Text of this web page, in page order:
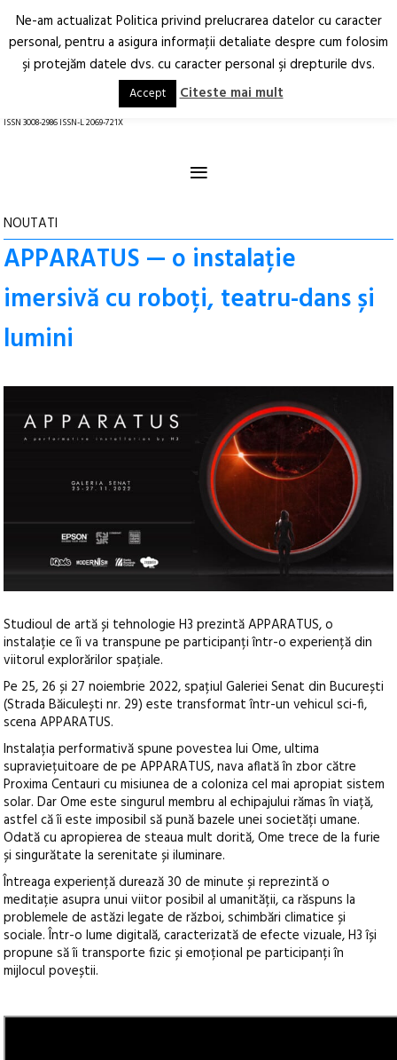
Arhitectură.
Oraș.
RO EN
ISSN 3008-2986 ISSN-L 2069-721X
≡
NOUTATI
APPARATUS — o instalație
imersivă cu roboți, teatru-dans și
lumini
Studioul de artă și tehnologie H3 prezintă APPARATUS, o
instalație ce îi va transpune pe participanți într-o experiență din
viitorul explorărilor spațiale.
Pe 25, 26 și 27 noiembrie 2022, spațiul Galeriei Senat din București
(Strada Băiculești nr. 29) este transformat într-un vehicul sci-fi,
scena APPARATUS.
Instalația performativă spune povestea lui Ome, ultima
supraviețuitoare de pe APPARATUS, nava aflată în zbor către
Proxima Centauri cu misiunea de a coloniza cel mai apropiat sistem
solar. Dar Ome este singurul membru al echipajului rămas în viață,
astfel că îi este imposibil să pună bazele unei societăți umane.
Odată cu apropierea de steaua mult dorită, Ome trece de la furie
și singurătate la serenitate și iluminare.
Întreaga experiență durează 30 de minute și reprezintă o
meditație asupra unui viitor posibil al umanității, ca răspuns la
problemele de astăzi legate de război, schimbări climatice și
sociale. Într-o lume digitală, caracterizată de efecte vizuale, H3 își
propune să îi transporte fizic și emoțional pe participanți în
mijlocul poveștii.
Ne-am actualizat Politica privind prelucrarea datelor cu caracter
personal, pentru a asigura informaţii detaliate despre cum folosim
şi protejăm datele dvs. cu caracter personal şi drepturile dvs.
Accept Citeste mai mult